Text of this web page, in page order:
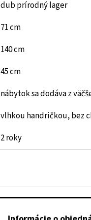
dub prírodný lager
71 cm
140 cm
45 cm
nábytok sa dodáva z
vlhkou handričkou, bez
2 roky